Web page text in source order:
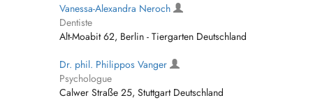
Vanessa-Alexandra Neroch
Dentiste
Alt-Moabit 62, Berlin - Tiergarten Deutschland
Dr. phil. Philippos Vanger
Psychologue
Calwer Straße 25, Stuttgart Deutschland